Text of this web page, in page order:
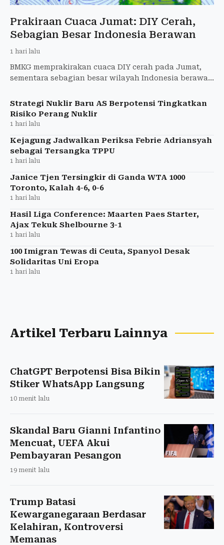
Prakiraan Cuaca Jumat: DIY Cerah,
Sebagian Besar Indonesia Berawan
1 hari lalu
BMKG memprakirakan cuaca DIY cerah pada Jumat,
sementara sebagian besar wilayah Indonesia berawan
Strategi Nuklir Baru AS Berpotensi Tingkatkan
Risiko Perang Nuklir
1 hari lalu
Kejagung Jadwalkan Periksa Febrie Adriansyah
sebagai Tersangka TPPU
1 hari lalu
Janice Tjen Tersingkir di Ganda WTA 1000
Toronto, Kalah 4-6, 0-6
1 hari lalu
Hasil Liga Conference: Maarten Paes Starter,
Ajax Tekuk Shelbourne 3-1
1 hari lalu
100 Imigran Tewas di Ceuta, Spanyol Desak
Solidaritas Uni Eropa
1 hari lalu
Artikel Terbaru Lainnya
ChatGPT Berpotensi Bisa Bikin
Stiker WhatsApp Langsung
10 menit lalu
Skandal Baru Gianni Infantino
Mencuat, UEFA Akui
Pembayaran Pesangon
19 menit lalu
Trump Batasi
Kewarganegaraan Berdasar
Kelahiran, Kontroversi
Memanas